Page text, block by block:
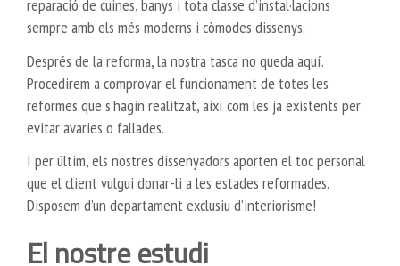
reparació de cuines, banys i tota classe d’instal·lacions
sempre amb els més moderns i còmodes dissenys.
Després de la reforma, la nostra tasca no queda aquí.
Procedirem a comprovar el funcionament de totes les
reformes que s’hagin realitzat, així com les ja existents per
evitar avaries o fallades.
I per últim, els nostres dissenyadors aporten el toc personal
que el client vulgui donar-li a les estades reformades.
Disposem d’un departament exclusiu d’interiorisme!
El nostre estudi